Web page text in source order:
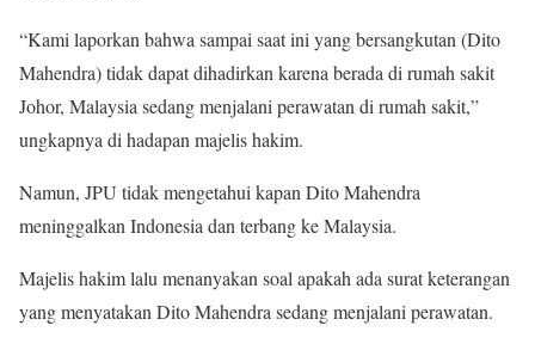
“Kami laporkan bahwa sampai saat ini yang bersangkutan (Dito
Mahendra) tidak dapat dihadirkan karena berada di rumah sakit
Johor, Malaysia sedang menjalani perawatan di rumah sakit,”
ungkapnya di hadapan majelis hakim.
Namun, JPU tidak mengetahui kapan Dito Mahendra
meninggalkan Indonesia dan terbang ke Malaysia.
Majelis hakim lalu menanyakan soal apakah ada surat keterangan
yang menyatakan Dito Mahendra sedang menjalani perawatan.